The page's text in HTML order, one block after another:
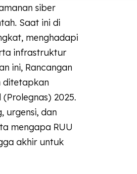
siber
Saat ini di
menghadapi
infrastruktur
ini, Rancangan
ditetapkan
2025.
urgensi, dan
mengapa RUU
akhir untuk